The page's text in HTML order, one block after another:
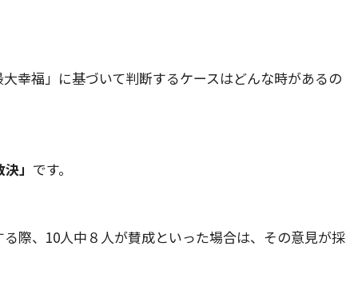
幸福」に基づいて判断するケースはどんな時があるの
決」 です。
際、10人中８人が賛成といった場合は、その意見が採